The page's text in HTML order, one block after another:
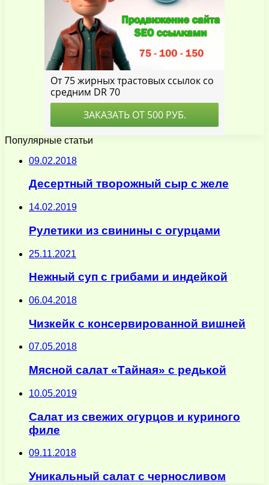
Популярные статьи
09.02.2018
Десертный творожный сыр с желе
14.02.2019
Рулетики из свинины с огурцами
25.11.2021
Нежный суп с грибами и индейкой
06.04.2018
Чизкейк с консервированной вишней
07.05.2018
Мясной салат «Тайная» с редькой
10.05.2019
Салат из свежих огурцов и куриного
филе
09.11.2018
Уникальный салат с черносливом